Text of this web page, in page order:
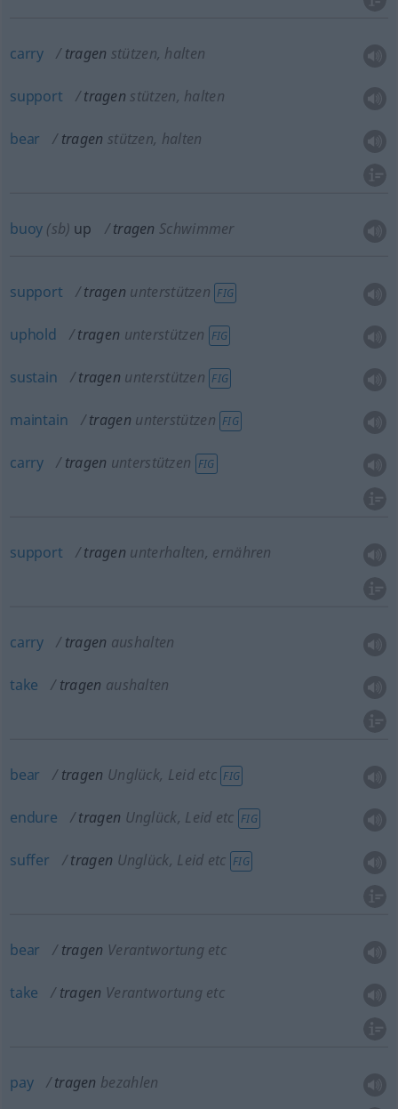
carry tragen stützen, halten
support tragen stützen, halten
bear tragen stützen, halten
buoy (sb) up tragen Schwimmer
support tragen unterstützen FIG
uphold tragen unterstützen FIG
sustain tragen unterstützen FIG
maintain tragen unterstützen FIG
carry tragen unterstützen FIG
support tragen unterhalten, ernähren
carry tragen aushalten
take tragen aushalten
bear tragen Unglück, Leid etc FIG
endure tragen Unglück, Leid etc FIG
suffer tragen Unglück, Leid etc FIG
bear tragen Verantwortung etc
take tragen Verantwortung etc
pay tragen bezahlen